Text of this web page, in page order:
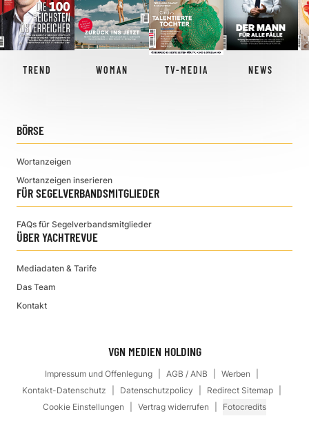
TREND WOMAN TV-MEDIA NEWS
BÖRSE
Wortanzeigen
Wortanzeigen inserieren
FÜR SEGELVERBANDSMITGLIEDER
FAQs für Segelverbandsmitglieder
ÜBER YACHTREVUE
Mediadaten & Tarife
Das Team
Kontakt
VGN MEDIEN HOLDING
Impressum und Offenlegung AGB / ANB
Werben
Kontakt-Datenschutz
Datenschutzpolicy
Redirect Sitemap
Cookie Einstellungen
Vertrag widerrufen Fotocredits